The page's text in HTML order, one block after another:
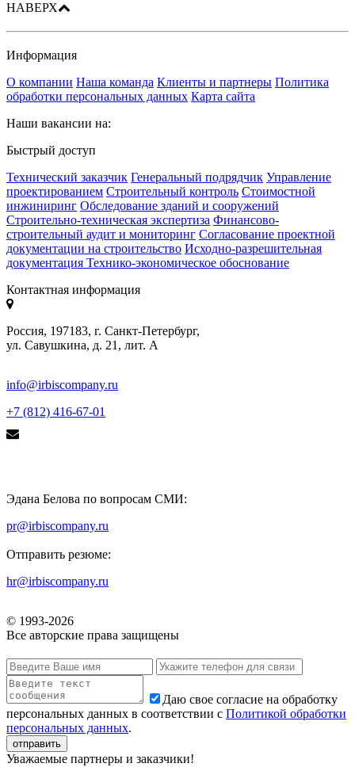
НАВЕРХ
Информация
О компании Наша команда Клиенты и партнеры Политика
обработки персональных данных Карта сайта
Наши вакансии на:
Быстрый доступ
Технический заказчик Генеральный подрядчик Управление
проектированием Строительный контроль Стоимостной
инжиниринг Обследование зданий и сооружений
Строительно-техническая экспертиза Финансово-
строительный аудит и мониторинг Согласование проектной
документации на строительство Исходно-разрешительная
документация Технико-экономическое обоснование
Контактная информация
Россия, 197183, г. Санкт-Петербург,
ул. Савушкина, д. 21, лит. А
info@irbiscompany.ru
+7 (812) 416-67-01
Эдана Белова по вопросам СМИ:
pr@irbiscompany.ru
Отправить резюме:
hr@irbiscompany.ru
© 1993-2026
Все авторские права защищены
Даю свое согласие на обработку
персональных данных в соответствии с Политикой обработки
персональных данных.
Уважаемые партнеры и заказчики!